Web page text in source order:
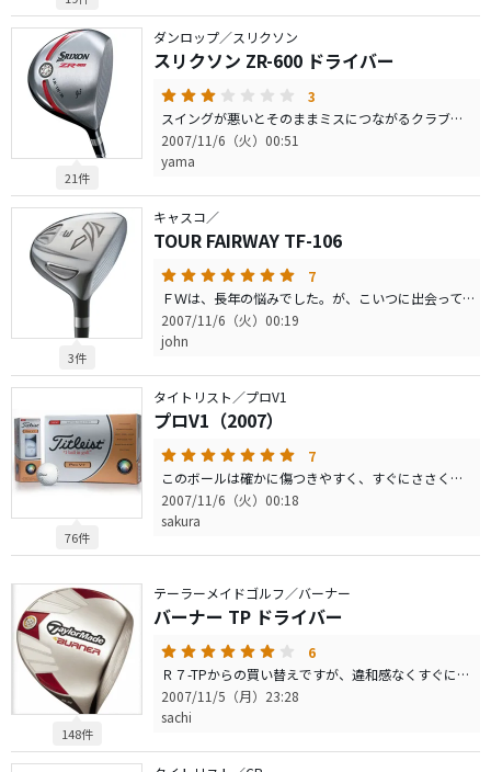
21件
ダンロップ／スリクソン
スリクソン ZR-600 ドライバー
3
スイングが悪いとそのままミスにつながるクラブです。
2007/11/6（火）00:51
yama
3件
キャスコ／
TOUR FAIRWAY TF-106
7
ＦＷは、長年の悩みでした。が、こいつに出会ってから、一変しました。 構えやすいし、狙った所に飛んでいくし、打感も気持ちいいです。
2007/11/6（火）00:19
john
76件
タイトリスト／プロV1
プロV1（2007）
7
このボールは確かに傷つきやすく、すぐにささくれます。が、それ以上にアプローチの狙った所に止まってくれる安心感があります。
2007/11/6（火）00:18
sakura
148件
テーラーメイドゴルフ／バーナー
バーナー TP ドライバー
6
Ｒ７-TPからの買い替えですが、違和感なくすぐに使いこなせるようになりました。またＲ７では１０球に１球ぐらいがドロップする感じがあった。機械を使用し計測したときも、同様の傾向があった。 最終的にFT-iと悩んだが,FT-iもR7同様10球に１球ぐらいの割合で 飛距離が極端に落ちるときが見られたので、現状バーナーTPが自分にはベストの選択だった。
2007/11/5（月）23:28
sachi